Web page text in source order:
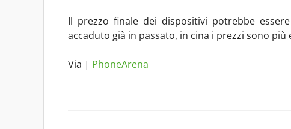
Il prezzo finale dei dispositivi potrebbe
accaduto già in passato, in cina i prezzi sono
Via | PhoneArena